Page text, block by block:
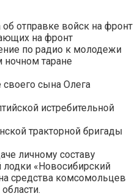
отправке войск на фронт
на фронт
по радио к молодежи
таране
сына Олега
истребительной
тракторной бригады
личному составу
«Новосибирский
средства комсомольцев